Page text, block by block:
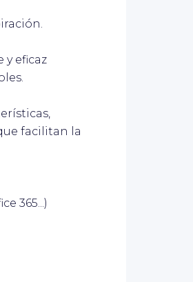
y eficaz
facilitan la
365...)